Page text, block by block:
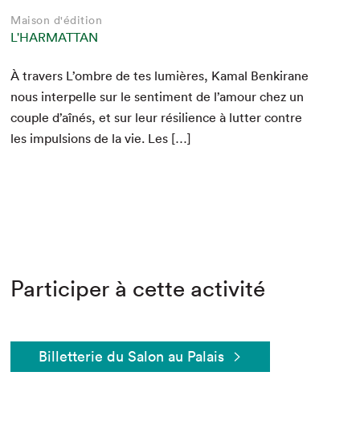
Maison d'édition
L'HARMATTAN
À tra­vers L’om­bre de tes lumières, Kamal Benki­rane
nous inter­pelle sur le sen­ti­ment de l’amour chez un
cou­ple d’aînés, et sur leur résilience à lut­ter con­tre
les impul­sions de la vie. Les […]
Participer à cette activité
Billetterie du Salon au Palais